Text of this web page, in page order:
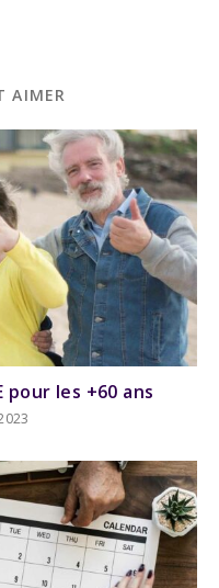
AIMER
pour les +60 ans